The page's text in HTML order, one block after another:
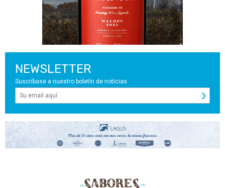
NEWSLETTER
Suscríbase a nuestro boletín de noticias